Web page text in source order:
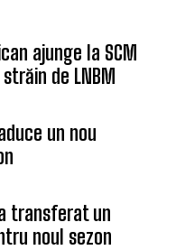
ajunge la SCM
de LNBM
un nou
transferat un
noul sezon